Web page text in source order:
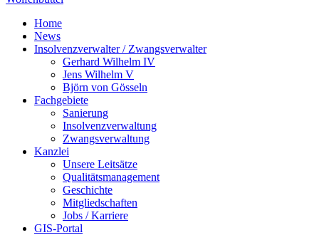
Home
News
Insolvenzverwalter / Zwangsverwalter
Gerhard Wilhelm IV
Jens Wilhelm V
Björn von Gösseln
Fachgebiete
Sanierung
Insolvenzverwaltung
Zwangsverwaltung
Kanzlei
Unsere Leitsätze
Qualitätsmanagement
Geschichte
Mitgliedschaften
Jobs / Karriere
GIS-Portal